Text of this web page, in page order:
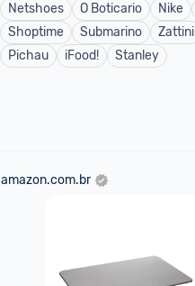
Netshoes
O Boticario Nike
Shoptime
Submarino Zattini
Pichau
iFood! Stanley
amazon.com.br